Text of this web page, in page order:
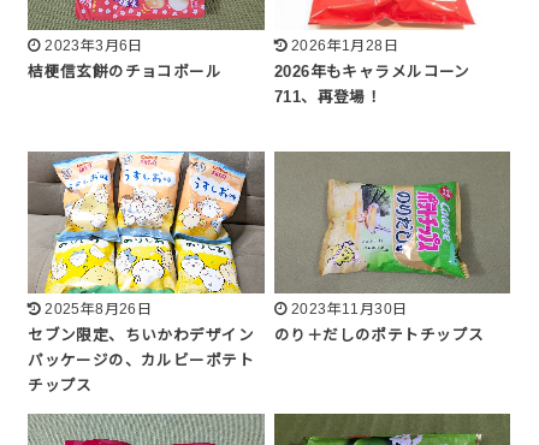
2023年3月6日
桔梗信玄餅のチョコボール
2026年1月28日
2026年もキャラメルコーン
711、再登場！
2025年8月26日
セブン限定、ちいかわデザイン
パッケージの、カルビーポテト
チップス
2023年11月30日
のり＋だしのポテトチップス